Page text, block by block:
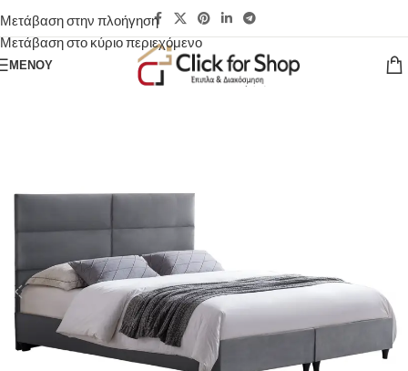
Μετάβαση στην πλοήγηση
Μετάβαση στο κύριο περιεχόμενο
ΜΕΝΟΎ